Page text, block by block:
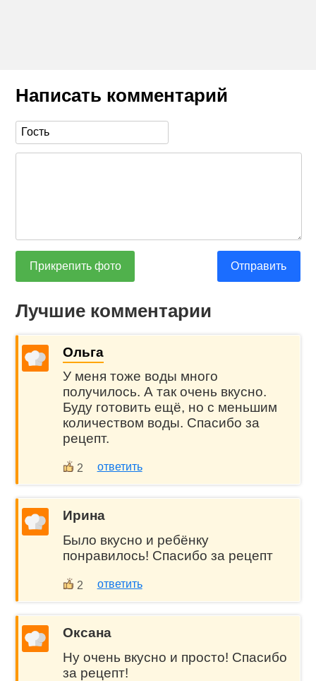
Написать комментарий
Прикрепить фото Отправить
Лучшие комментарии
Ольга
У меня тоже воды много
получилось. А так очень вкусно.
Буду готовить ещё, но с меньшим
количеством воды. Спасибо за
рецепт.
2 ответить
Ирина
Было вкусно и ребёнку
понравилось! Спасибо за рецепт
2 ответить
Оксана
Ну очень вкусно и просто! Спасибо
за рецепт!